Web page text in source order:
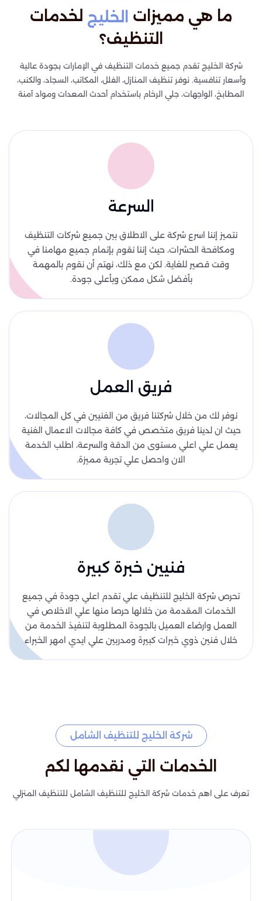
ما هي مميزات الخليج لخدمات
التنظيف؟
شركة الخليج تقدم جميع خدمات التنظيف في الإمارات بجودة عالية
وأسعار تنافسية. نوفر تنظيف المنازل، الفلل، المكاتب، السجاد، والكنب،
المطابخ، الواجهات، جلي الرخام باستخدام أحدث المعدات ومواد آمنة
السرعة
نتميز إننا اسرع شركة على الاطلاق بين جميع شركات التنظيف
ومكافحة الحشرات، حيث إننا نقوم بإتمام جميع مهامنا في
وقت قصير للغاية. لكن مع ذلك، نهتم أن نقوم بالمهمة
بأفضل شكل ممكن وبأعلى جودة.
فريق العمل
نوفر لك من خلال شركتنا فريق من الفنيين في كل المجالات،
حيث ان لدينا فريق متخصص في كافة مجالات الاعمال الفنية
يعمل علي اعلي مستوى من الدقة والسرعة، اطلب الخدمة
الان واحصل علي تجربة مميزة.
فنيين خبرة كبيرة
تحرص شركة الخليج للتنظيف علي تقدم اعلي جودة في جميع
الخدمات المقدمة من خلالها حرصا منها علي الاخلاص في
العمل وارضاء العميل بالجودة المطلوبة لتنفيذ الخدمة من
خلال فنين ذوي خبرات كبيرة ومدربين علي ايدي امهر الخبراء
شركة الخليج للتنظيف الشامل
الخدمات التي نقدمها لكم
تعرف على اهم خدمات شركة الخليج للتنظيف الشامل للتنظيف المنزلي